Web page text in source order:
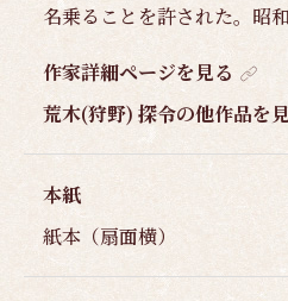
名乗ることを許された。昭
作家詳細ページを見る
荒木(狩野) 探令の他作品を
本紙
紙本（扇面横）